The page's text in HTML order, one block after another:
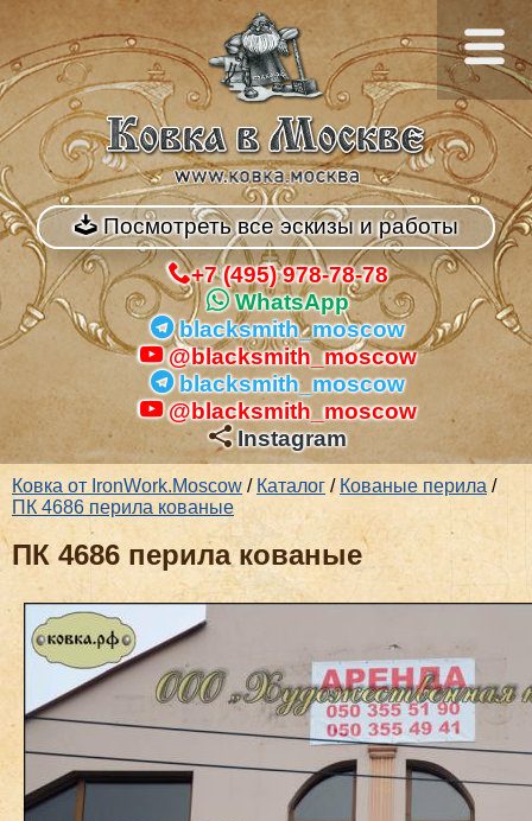
Посмотреть все эскизы и работы
+7 (495) 978-78-78
WhatsApp
blacksmith_moscow
@blacksmith_moscow
blacksmith_moscow
@blacksmith_moscow
Instagram
Ковка от IronWork.Moscow / Каталог / Кованые перила /
ПК 4686 перила кованые
ПК 4686 перила кованые